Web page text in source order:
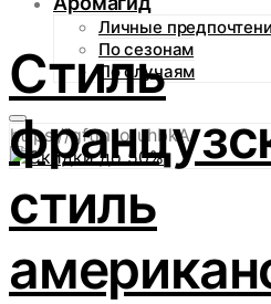
Личные
По сезонам
По случаям
https://gftm.io/uhbkA
Стиль
стиль